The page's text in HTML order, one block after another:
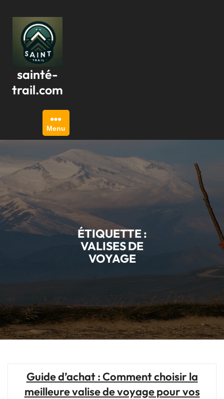
contenu
sainté-
trail.com
Menu
ÉTIQUETTE :
VALISES DE
VOYAGE
Guide d’achat : Comment choisir la
meilleure valise de voyage pour vos